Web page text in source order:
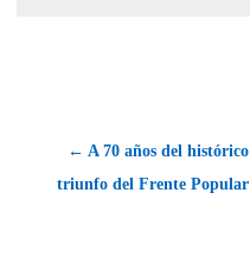
← A 70 años del histórico
triunfo del Frente Popular